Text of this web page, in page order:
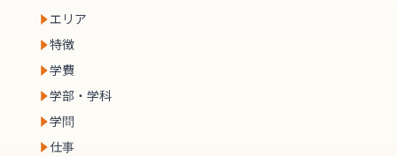
エリア
特徴
学費
学部・学科
学問
仕事